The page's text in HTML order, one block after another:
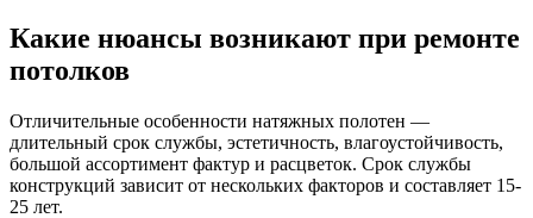
Какие нюансы возникают при ремонте
потолков
Отличительные особенности натяжных полотен —
длительный срок службы, эстетичность, влагоустойчивость,
большой ассортимент фактур и расцветок. Срок службы
конструкций зависит от нескольких факторов и составляет 15-
25 лет.